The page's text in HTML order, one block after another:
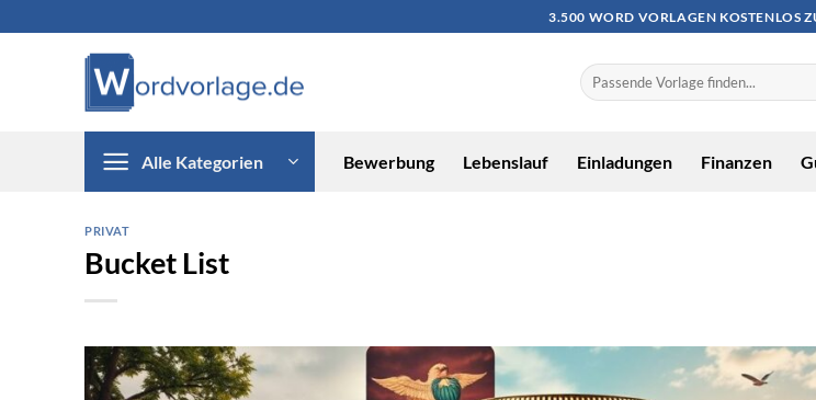
3.500 WORD VORLAGEN KOSTENLOS
Alle Kategorien Bewerbung Lebenslauf Einladungen Finanzen
PRIVAT
Bucket List